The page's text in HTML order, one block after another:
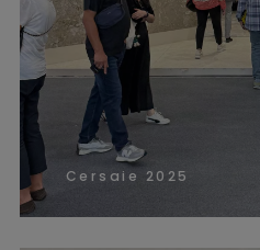
Cersaie 2025